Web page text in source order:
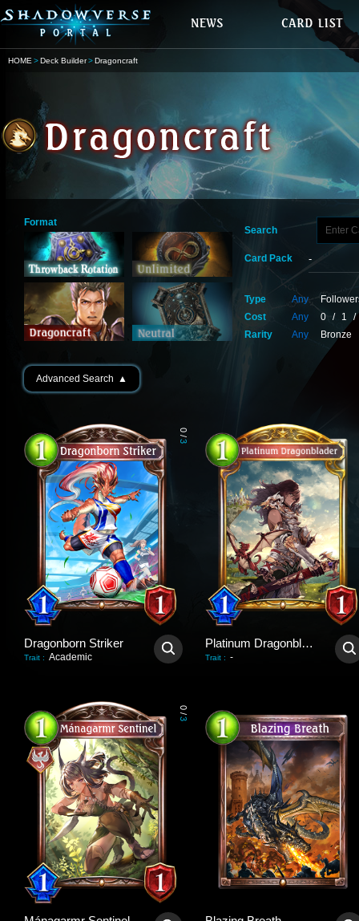
HOME Deck Builder Dragoncraft
Format
Search
Card Pack
Type Any
Cost
Any 0 / 1
/
Rarity
Any Bronze
Advanced Search ▲
0
/
3
Dragonborn Striker
Trait : Academic
Platinum Dragonblader
Trait : -
0
/
3